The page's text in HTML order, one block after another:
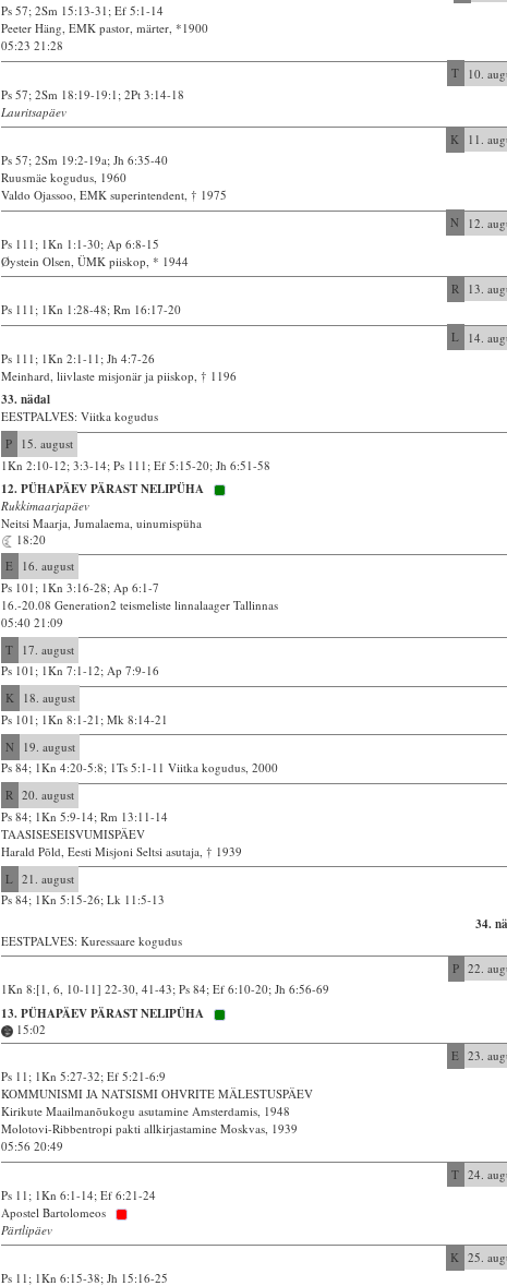
Ps 57; 2Sm 15:13-31; Ef 5:1-14
Peeter Häng, EMK pastor, märter, *1900
05:23 21:28
T
10.
Ps 57; 2Sm 18:19-19:1; 2Pt 3:14-18
Lauritsapäev
K
11.
Ps 57; 2Sm 19:2-19a; Jh 6:35-40
Ruusmäe kogudus, 1960
Valdo Ojassoo, EMK superintendent, † 1975
N
12.
Ps 111; 1Kn 1:1-30; Ap 6:8-15
Øystein Olsen, ÜMK piiskop, * 1944
R
13.
Ps 111; 1Kn 1:28-48; Rm 16:17-20
L
14.
Ps 111; 1Kn 2:1-11; Jh 4:7-26
Meinhard, liivlaste misjonär ja piiskop, † 1196
33. nädal
EESTPALVES: Viitka kogudus
P
15. august
1Kn 2:10-12; 3:3-14; Ps 111; Ef 5:15-20; Jh 6:51-58
12. PÜHAPÄEV PÄRAST NELIPÜHA
Rukkimaarjapäev
Neitsi Maarja, Jumalaema, uinumispüha
18:20
E
16. august
Ps 101; 1Kn 3:16-28; Ap 6:1-7
16.-20.08 Generation2 teismeliste linnalaager Tallinnas
05:40 21:09
T
17. august
Ps 101; 1Kn 7:1-12; Ap 7:9-16
K
18. august
Ps 101; 1Kn 8:1-21; Mk 8:14-21
N
19. august
Ps 84; 1Kn 4:20-5:8; 1Ts 5:1-11 Viitka kogudus, 2000
R 20. august
Ps 84; 1Kn 5:9-14; Rm 13:11-14
TAASISESEISVUMISPÄEV
Harald Põld, Eesti Misjoni Seltsi asutaja, † 1939
L 21. august
Ps 84; 1Kn 5:15-26; Lk 11:5-13
34.
EESTPALVES: Kuressaare kogudus
P 22.
1Kn 8:[1, 6, 10-11] 22-30, 41-43; Ps 84; Ef 6:10-20; Jh 6:56-69
13. PÜHAPÄEV PÄRAST NELIPÜHA
15:02
E 23.
Ps 11; 1Kn 5:27-32; Ef 5:21-6:9
KOMMUNISMI JA NATSISMI OHVRITE MÄLESTUSPÄEV
Kirikute Maailmanõukogu asutamine Amsterdamis, 1948
Molotovi-Ribbentropi pakti allkirjastamine Moskvas, 1939
05:56 20:49
T 24.
Ps 11; 1Kn 6:1-14; Ef 6:21-24
Apostel Bartolomeos
Pärtlipäev
K 25.
Ps 11; 1Kn 6:15-38; Jh 15:16-25